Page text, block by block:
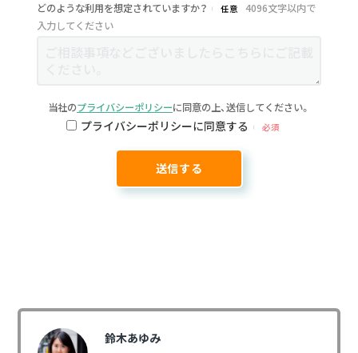
どのような利用を想定されていますか？ 任意
4096文字以内で
入力してください
当社のプライバシーポリシーに同意の上、送信してください。
プライバシーポリシーに同意する 必須
鈴木あゆみ